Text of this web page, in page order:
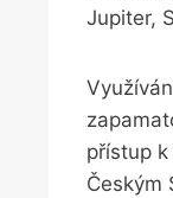
Jupiter,
přístup
Českým